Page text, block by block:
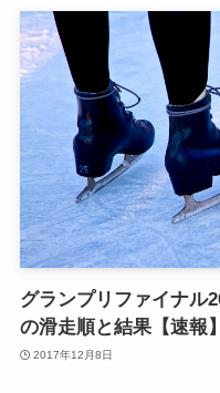
グランプリファイナ
の滑走順と結果【速報】
2017年12月8日